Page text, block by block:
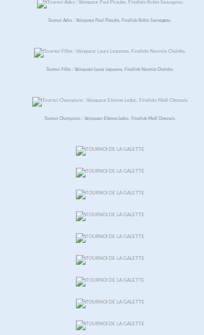
Tournoi Ados : Vainqueur Paul Piraube, Finaliste Robin Sauvageau.
Tournoi Filles : Vainqueur Laura Lequesne, Finaliste Naomie Chainho.
Tournoi Champions : Vainqueur Etienne Leduc, Finaliste Maël Chesnais.